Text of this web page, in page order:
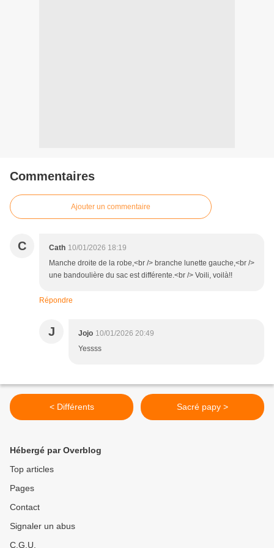
Commentaires
Ajouter un commentaire
C Cath 10/01/2026 18:19
Manche droite de la robe,<br /> branche lunette gauche,<br />
une bandoulière du sac est différente.<br /> Voili, voilà!!
Répondre
J Jojo 10/01/2026 20:49
Yessss
< Différents Sacré papy >
Hébergé par Overblog
Top articles
Pages
Contact
Signaler un abus
C.G.U.